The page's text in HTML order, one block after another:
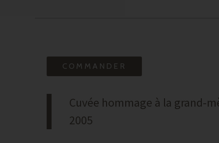
COMMANDER
Cuvée hommage à la grand-
2005